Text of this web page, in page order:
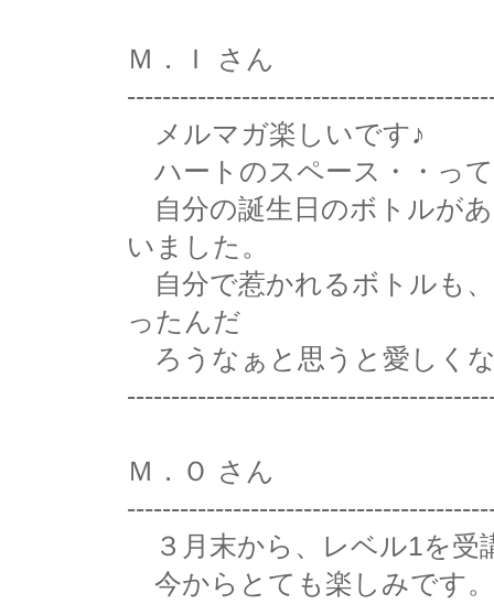
Ｍ．Ｉ さん
メルマガ楽しいです♪
ハートのスペース・・っ
自分の誕生日のボトルが
いました。
自分で惹かれるボトルも
ったんだ
ろうなぁと思うと愛しく
Ｍ．Ｏ さん
３月末から、レベル1を受
今からとても楽しみです。